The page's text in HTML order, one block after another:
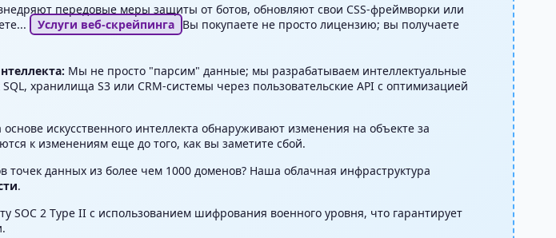
передовые меры защиты от ботов, обновляют свои CSS-фреймворки или
Услуги веб-скрейпинга Вы покупаете не просто лицензию; вы получаете
Мы не просто "парсим" данные; мы разрабатываем интеллектуальные
хранилища S3 или CRM-системы через пользовательские API с оптимизацией
искусственного интеллекта обнаруживают изменения на объекте за
к изменениям еще до того, как вы заметите сбой.
точек данных из более чем 1000 доменов? Наша облачная инфраструктура
.
SOC 2 Type II с использованием шифрования военного уровня, что гарантирует